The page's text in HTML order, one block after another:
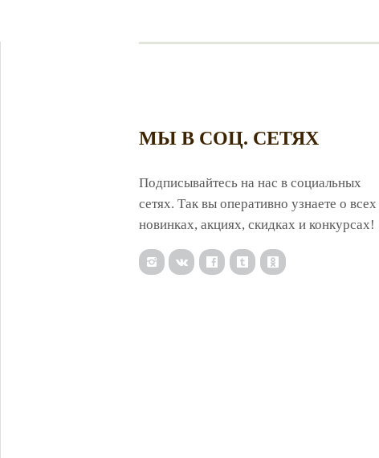
МЫ В СОЦ. СЕТЯХ
Подписывайтесь на нас в социальных
сетях. Так вы оперативно узнаете о всех
новинках, акциях, скидках и конкурсах!